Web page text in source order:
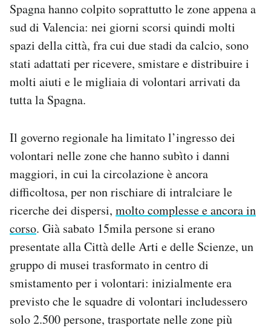
Newsletter
Notifiche mobile
Regala il Post
Esci
Spagna hanno colpito soprattutto le zone appena a
sud di Valencia: nei giorni scorsi quindi molti
spazi della città, fra cui due stadi da calcio, sono
stati adattati per ricevere, smistare e distribuire i
molti aiuti e le migliaia di volontari arrivati da
tutta la Spagna.
Il governo regionale ha limitato l’ingresso dei
volontari nelle zone che hanno subìto i danni
maggiori, in cui la circolazione è ancora
difficoltosa, per non rischiare di intralciare le
ricerche dei dispersi, molto complesse e ancora in
corso. Già sabato 15mila persone si erano
presentate alla Città delle Arti e delle Scienze, un
gruppo di musei trasformato in centro di
smistamento per i volontari: inizialmente era
previsto che le squadre di volontari includessero
solo 2.500 persone, trasportate nelle zone più